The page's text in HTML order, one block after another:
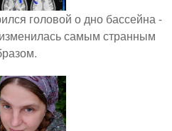
головой о дно бассейна -
самым странным